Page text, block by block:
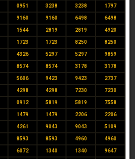
0951 3238 3238 1797
9160 9160 6498 6498
1544 2819 2819 4920
1723 1723 8250 8250
4326 5297 5297 9859
8574 8574 3178 3178
5606 9423 9423 2737
4298 4298 7230 7230
0912 5819 5819 7558
1479 1479 2206 2206
4261 9043 9043 5109
8593 8593 4960 4960
6072 1340 1340 9647